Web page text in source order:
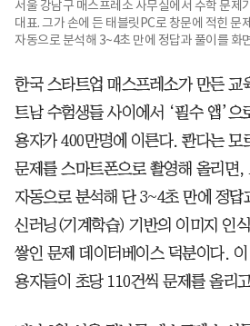
서울 강남구 매스프레소 사무실에서 수학 문제
대표. 그가 손에 든 태블릿PC로 창문에 적힌 문
자동으로 분석해 3~4초 만에 정답과 풀이를 화
한국 스타트업 매스프레소가 만든 교
트남 수험생들 사이에서 ‘필수 앱’으
용자가 400만명에 이른다. 콴다는 모
문제를 스마트폰으로 촬영해 올리면
자동으로 분석해 단 3~4초 만에 정답
신러닝(기계학습) 기반의 이미지 인
쌓인 문제 데이터베이스 덕분이다.
용자들이 초당 110건씩 문제를 올리